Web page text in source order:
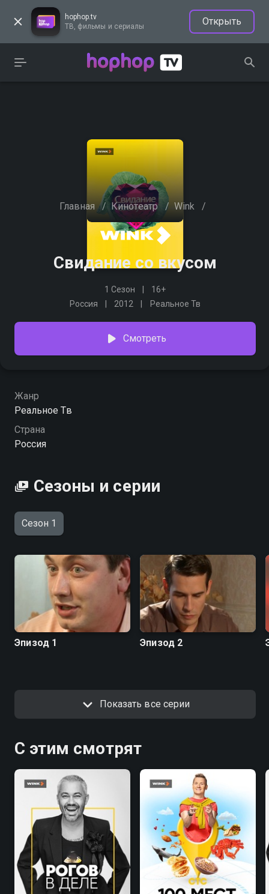
hophop.tv
ТВ, фильмы и сериалы
Открыть
Главная / Кинотеатр / Wink /
Свидание со вкусом
1 Сезон
16+
Россия
2012 Реальное Тв
Смотреть
Жанр
Реальное Тв
Страна
Россия
Сезоны и серии
Сезон 1
Эпизод 1 Эпизод 2
Показать все серии
С этим смотрят